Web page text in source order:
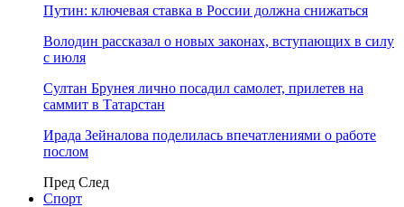
Путин: ключевая ставка в России должна снижаться
Володин рассказал о новых законах, вступающих в силу
с июля
Султан Брунея лично посадил самолет, прилетев на
саммит в Татарстан
Ирада Зейналова поделилась впечатлениями о работе
послом
Пред След
Спорт